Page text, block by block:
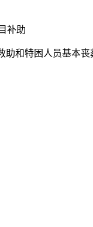
补助
特困人员基本